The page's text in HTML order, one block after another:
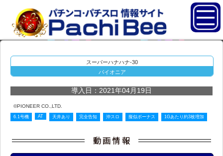
スーパーハナハナ-30
パイオニア
導入日：2021年04月19日
©PIONEER CO.,LTD.
6.1号機 AT 天井あり 完全告知 沖スロ 擬似ボーナス 1Gあたり約3枚増加